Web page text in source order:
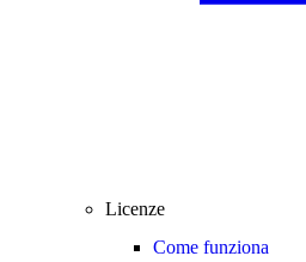
Licenze
Come funziona